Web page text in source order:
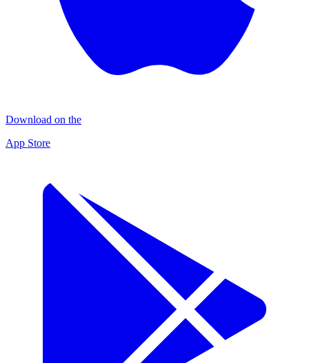
Download on the
App Store